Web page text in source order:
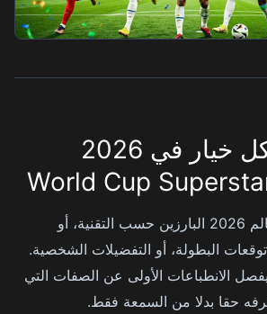
تعرّف على كل خيار في 2026
World Cup
صنف نجوم كأس العالم 2026 البارزين حسب التقنية، أو
توقعات البطولة، أو التفضيلات الشخصية.
يفصل الانطباعات الأولى عن الصفات التي
حقا بدلا من السمعة فقط.